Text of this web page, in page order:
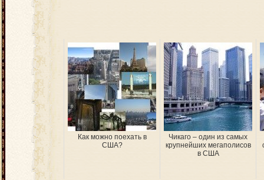
Как можно поехать в
США?
Чикаго – один из самых
крупнейших мегаполисов
в США